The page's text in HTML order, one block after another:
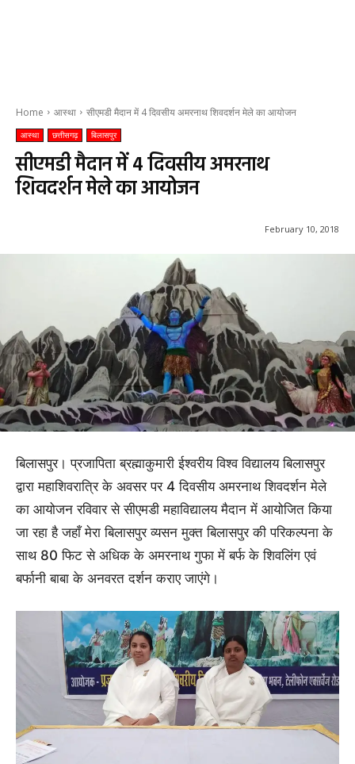
Home आस्था सीएमडी मैदान में 4 दिवसीय अमरनाथ शिवदर्शन मेले का आयोजन
आस्था छत्तीसगढ़ बिलासपुर
सीएमडी मैदान में 4 दिवसीय अमरनाथ
शिवदर्शन मेले का आयोजन
February 10, 2018
बिलासपुर। प्रजापिता ब्रह्माकुमारी ईश्वरीय विश्व विद्यालय बिलासपुर
द्वारा महाशिवरात्रि के अवसर पर 4 दिवसीय अमरनाथ शिवदर्शन मेले
का आयोजन रविवार से सीएमडी महाविद्यालय मैदान में आयोजित किया
जा रहा है जहाँ मेरा बिलासपुर व्यसन मुक्त बिलासपुर की परिकल्पना के
साथ 80 फिट से अधिक के अमरनाथ गुफा में बर्फ के शिवलिंग एवं
बर्फानी बाबा के अनवरत दर्शन कराए जाएंगे।